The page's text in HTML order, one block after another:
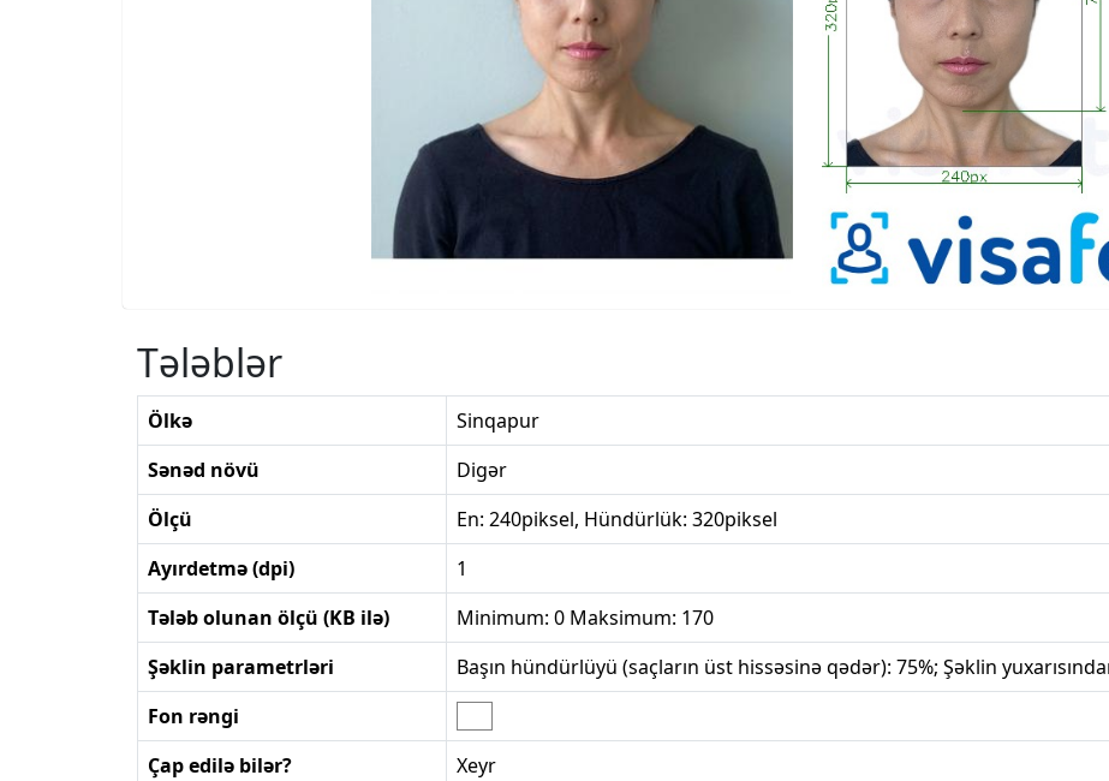
Tələblər
Ölkə
Sinqapur
Sənəd növü
Digər
Ölçü
En: 240piksel, Hündürlük: 320piksel
Ayırdetmə (dpi)
1
Tələb olunan ölçü (KB ilə)
Minimum: 0 Maksimum: 170
Şəklin parametrləri
Başın hündürlüyü (saçların üst hissəsinə qədər): 75%; Şəklin
Fon rəngi
Çap edilə bilər?
Xeyr